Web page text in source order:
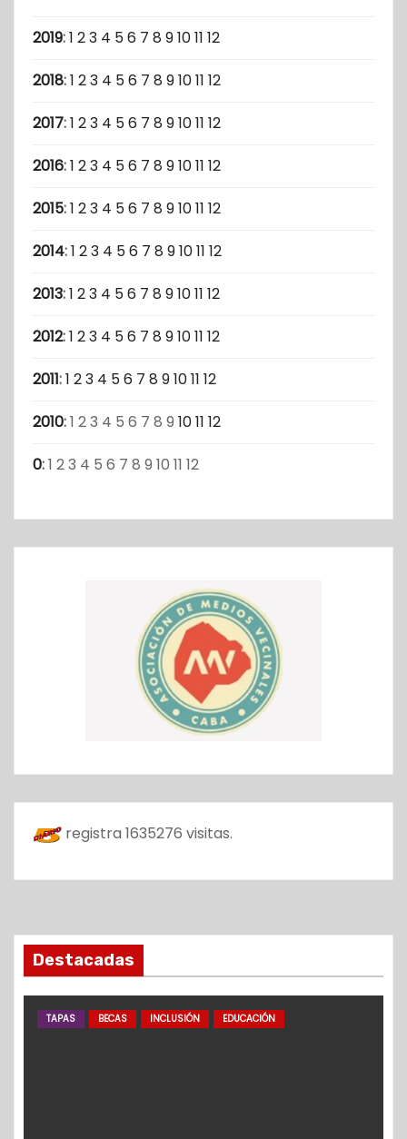
2019:1 23 4 56 7 8 91011 12
2018:1 23 4 56 7 8 91011 12
2017:1 23 4 56 7 8 91011 12
2016:1 23 4 56 7 8 91011 12
2015:1 23 4 56 7 8 91011 12
2014:1 23 4 56 7 8 91011 12
2013:1 23 4 56 7 8 91011 12
2012:1 23 4 56 7 8 91011 12
2011:1 23 4 56 7 8 91011 12
2010:1 23 4 5 6 7 8 9 1011 12
0:1 23 4 5 6 7 8 9 10 11 12
registra 1635276 visitas.
Destacadas
TAPAS BECAS INCLUSIÓN EDUCACIÓN